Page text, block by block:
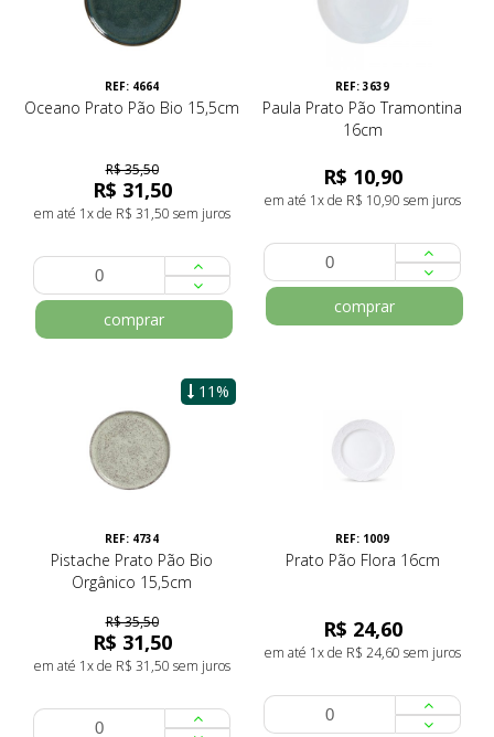
REF: 4664
Oceano Prato Pão Bio 15,5cm
R$ 35,50
R$ 31,50
em até 1x de R$ 31,50 sem juros
comprar
REF: 3639
Paula Prato Pão Tramontina
16cm
R$ 10,90
em até 1x de R$ 10,90 sem juros
comprar
11%
REF: 4734
Pistache Prato Pão Bio
Orgânico 15,5cm
R$ 35,50
R$ 31,50
em até 1x de R$ 31,50 sem juros
REF: 1009
Prato Pão Flora 16cm
R$ 24,60
em até 1x de R$ 24,60 sem juros